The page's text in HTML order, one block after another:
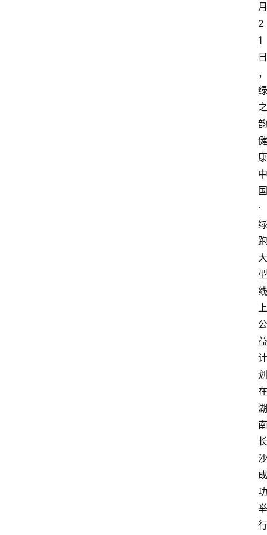
月
2
1
日
，
绿
之
韵
健
康
中
国
·
绿
跑
大
型
线
上
公
益
计
划
在
湖
南
长
沙
成
功
举
行